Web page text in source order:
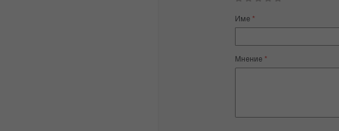
star
stars
stars
stars
stars
Име
Мнение